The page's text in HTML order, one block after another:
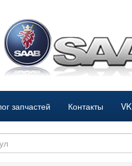
запчастей Контакты VK